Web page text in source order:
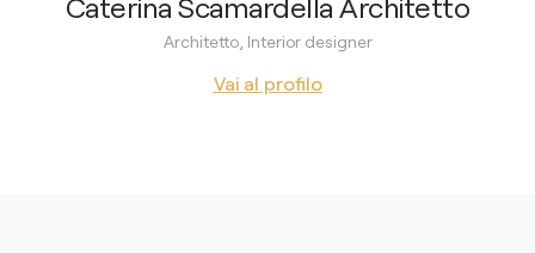
Architetto, Interior designer
Vai al profilo